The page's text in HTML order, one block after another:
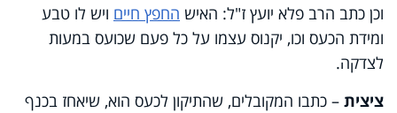
וכן כתב הרב פלא יועץ ז"ל: האיש החפץ חיים ויש לו טבע
ומידת הכעס וכו, יקנוס עצמו על כל פעם שכועס במעות
לצדקה.
ציצית – כתבו המקובלים, שהתיקון לכעס הוא, שיאחז בכנף